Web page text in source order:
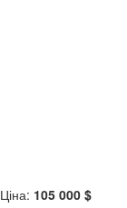
Ціна: 105 000 $